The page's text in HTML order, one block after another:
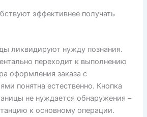
эффективнее получать
ликвидируют нужду познания.
переходит к выполнению
оформления заказа с
понятна естественно. Кнопка
не нуждается обнаружения –
к основному операции.